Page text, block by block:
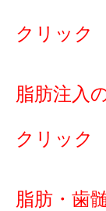
クリック
脂肪注入
クリック
脂肪・歯